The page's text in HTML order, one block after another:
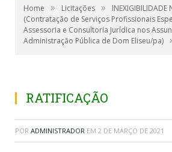
Home » Licitações »
INEXIGIBILIDADE
(Contratação de Serviços Profissionais
Assessoria e Consultoria Jurídica nos
Administração Pública de Dom Eliseu/pa)
RATIFICAÇÃO
POR ADMINISTRADOR EM 2 DE MARÇO DE 2021